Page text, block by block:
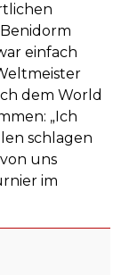
einfach
dem World
„Ich
schlagen
uns
im